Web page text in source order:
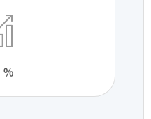
%